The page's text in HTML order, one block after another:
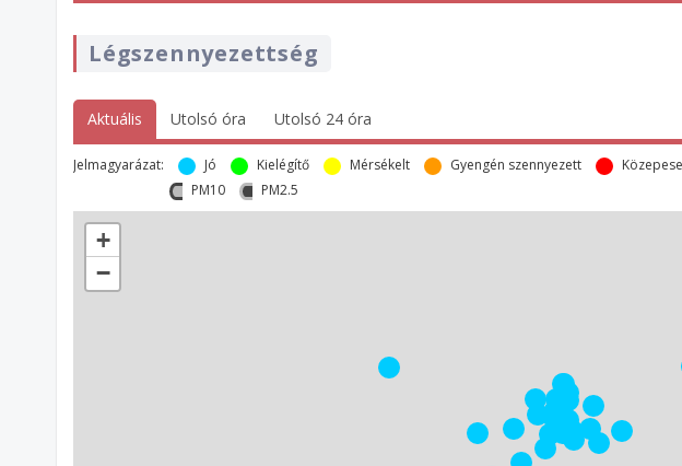
Légszennyezettség
Aktuális Utolsó óra Utolsó 24 óra
Jelmagyarázat: Jó Kielégítő Mérsékelt Gyengén szennyezett
PM10
PM2.5
+
−